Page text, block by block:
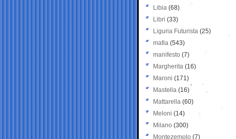
Libia (68)
Libri (33)
Liguria Futurista (25)
mafia (543)
manifesto (7)
Margherita (16)
Maroni (171)
Mastella (16)
Mattarella (60)
Meloni (14)
Milano (300)
Montezemolo (7)